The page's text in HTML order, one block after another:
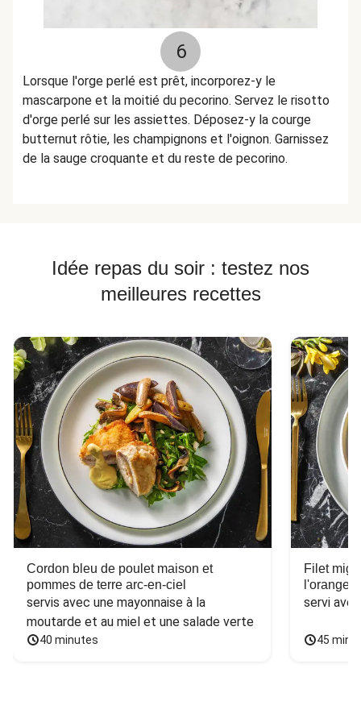
6
Lorsque l'orge perlé est prêt, incorporez-y le
mascarpone et la moitié du pecorino. Servez le risotto
d'orge perlé sur les assiettes. Déposez-y la courge
butternut rôtie, les champignons et l'oignon. Garnissez
de la sauge croquante et du reste de pecorino.
Idée repas du soir : testez nos
meilleures recettes
Cordon bleu de poulet maison et
pommes de terre arc-en-ciel
servis avec une mayonnaise à la
moutarde et au miel et une salade verte
40 minutes
Filet
l'orange
servi
45